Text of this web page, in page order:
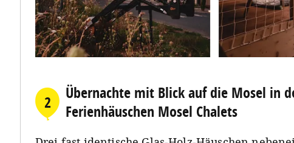
2
Übernachte mit Blick auf die Mosel in
Ferienhäuschen Mosel Chalets